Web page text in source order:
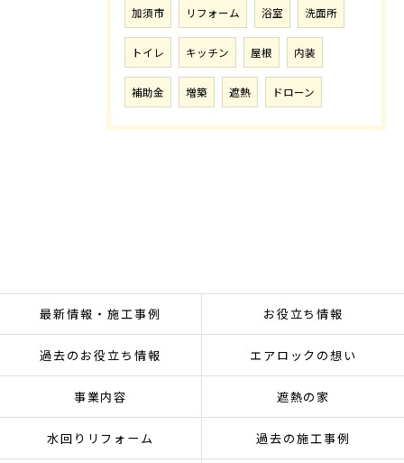
加須市 リフォーム 浴室 洗面所
トイレ キッチン 屋根 内装
補助金 増築 遮熱 ドローン
最新情報・施工事例 お役立ち情報
過去のお役立ち情報 エアロックの想い
事業内容 遮熱の家
水回りリフォーム 過去の施工事例